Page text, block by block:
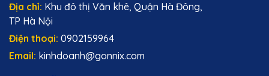
Địa chỉ: Khu đô thị Văn khê, Quận Hà Đông,
TP Hà Nội
Điện thoại: 0902159964
Email: kinhdoanh@gonnix.com